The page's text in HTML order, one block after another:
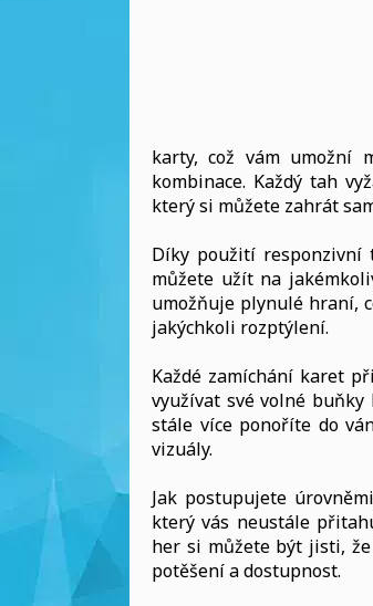
karty, což vám umožní
kombinace. Každý tah
který si můžete zahrát
Díky použití responzivní
můžete užít na
umožňuje plynulé hraní,
jakýchkoli rozptýlení.
Každé zamíchání karet
využívat své volné
stále více ponoříte do
vizuály.
Jak postupujete
který vás neustále
her si můžete být jisti,
potěšení a dostupnost.